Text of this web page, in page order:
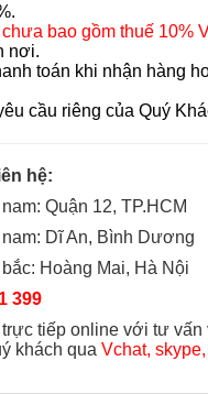
chưa bao gồm thuế 10%
nơi.
toán khi nhận hàng
cầu riêng của Quý
hệ:
Quận 12, TP.HCM
Dĩ An, Bình Dương
Hoàng Mai, Hà Nội
399
tiếp online với tư
khách qua Vchat,